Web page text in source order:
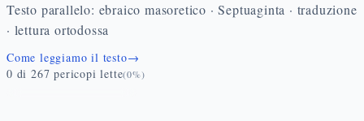
Testo parallelo: ebraico masoretico · Septuaginta · traduzione
· lettura ortodossa
Come leggiamo il testo→
0 di 267 pericopi lette(0%)